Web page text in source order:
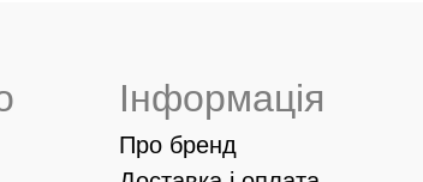
Інформація
Про бренд